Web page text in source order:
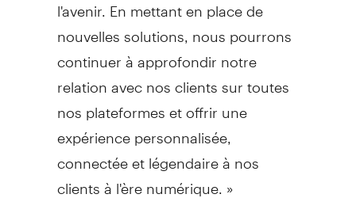
nouvelles solutions, nous pourrons
continuer à approfondir notre
relation avec nos clients sur toutes
nos plateformes et offrir une
expérience personnalisée,
connectée et légendaire à nos
clients à l'ère numérique. »